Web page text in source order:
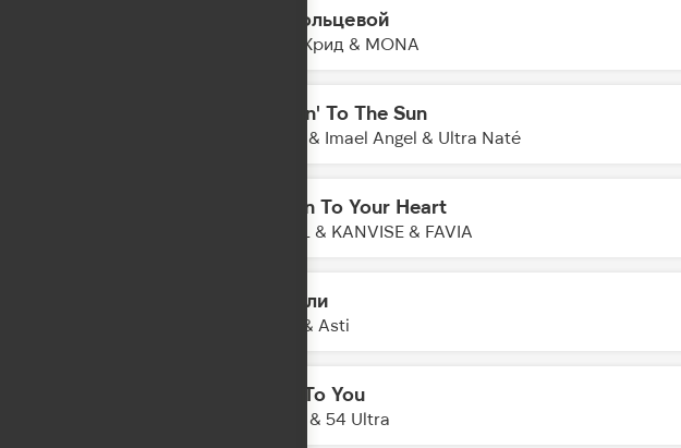
На кольцевой
Егор Крид & MONA
Movin' To The Sun
Hugel & Imael Angel & Ultra Naté
Listen To Your Heart
ONEIL & KANVISE & FAVIA
Качели
Artik & Asti
Talk To You
Anotr & 54 Ultra